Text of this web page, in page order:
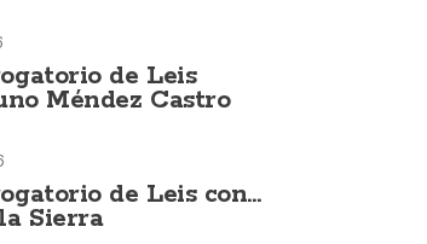
de Leis
Méndez Castro
de Leis con...
Sierra